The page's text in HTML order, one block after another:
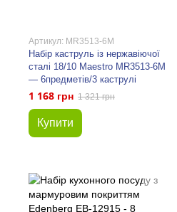
Артикул: MR3513-6M
Набір каструль із нержавіючої
сталі 18/10 Maestro MR3513-6M
— 6предметів/3 каструлі
1 168 грн 1 321 грн
Купити